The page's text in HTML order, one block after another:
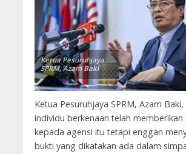
Ketua Pesuruhjaya
SPRM, Azam Baki
Ketua Pesuruhjaya SPRM, Azam
individu berkenaan telah memberikan
kepada agensi itu tetapi enggan
bukti yang dikatakan ada dalam